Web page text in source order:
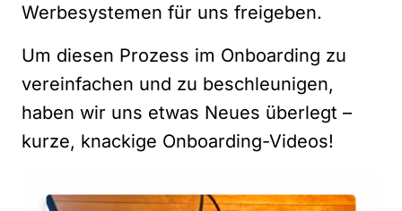
Werbesystemen für uns freigeben.
Um diesen Prozess im Onboarding zu
vereinfachen und zu beschleunigen,
haben wir uns etwas Neues überlegt –
kurze, knackige Onboarding-Videos!